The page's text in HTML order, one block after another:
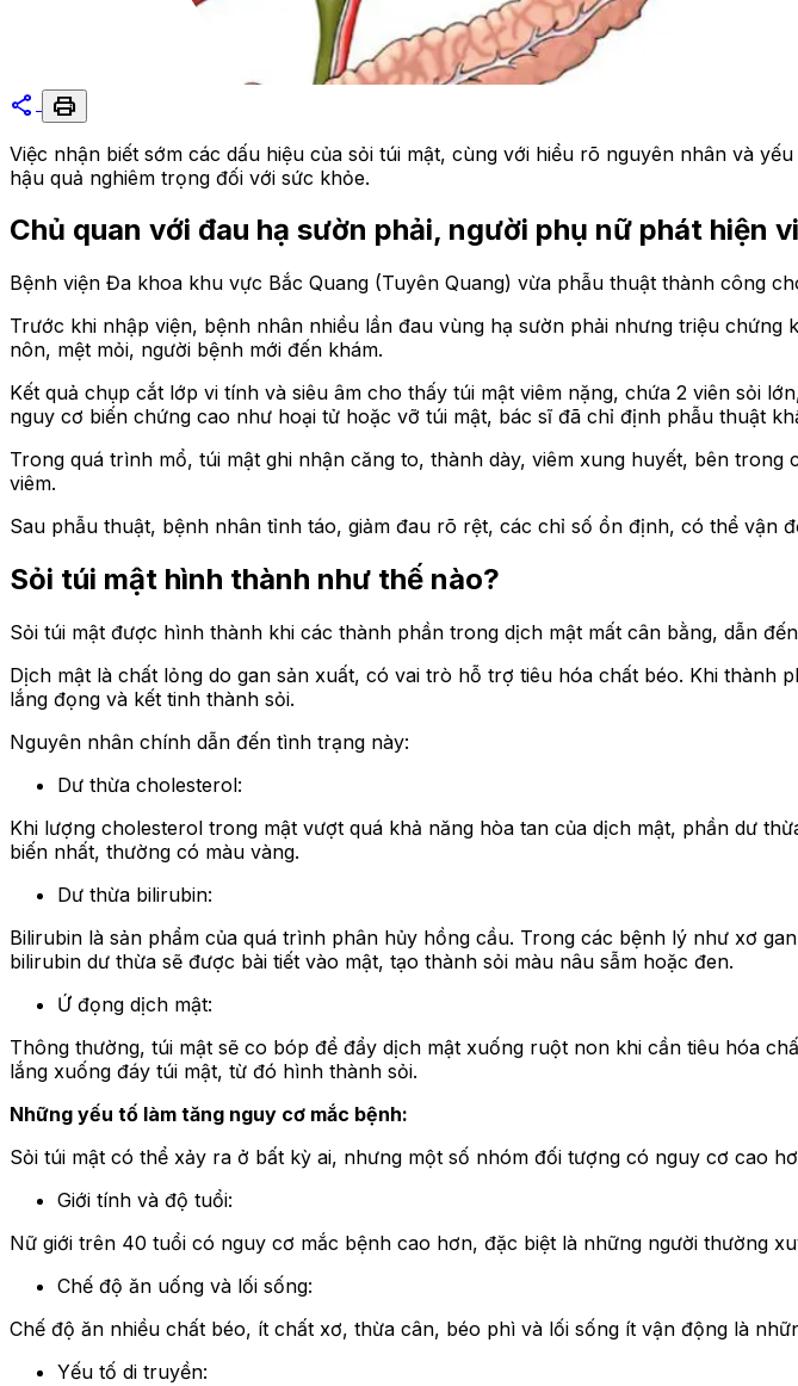
share print
Việc nhận biết sớm các dấu hiệu của sỏi túi mật, cùng với hiểu rõ nguyên nhân và
hậu quả nghiêm trọng đối với sức khỏe.
Chủ quan với đau hạ sườn phải, người phụ nữ phát hiện
Bệnh viện Đa khoa khu vực Bắc Quang (Tuyên Quang) vừa phẫu thuật thành công
Trước khi nhập viện, bệnh nhân nhiều lần đau vùng hạ sườn phải nhưng triệu
nôn, mệt mỏi, người bệnh mới đến khám.
Kết quả chụp cắt lớp vi tính và siêu âm cho thấy túi mật viêm nặng, chứa 2 viên sỏi
nguy cơ biến chứng cao như hoại tử hoặc vỡ túi mật, bác sĩ đã chỉ định phẫu thuật
Trong quá trình mổ, túi mật ghi nhận căng to, thành dày, viêm xung huyết, bên
viêm.
Sau phẫu thuật, bệnh nhân tỉnh táo, giảm đau rõ rệt, các chỉ số ổn định, có thể vận
Sỏi túi mật hình thành như thế nào?
Sỏi túi mật được hình thành khi các thành phần trong dịch mật mất cân bằng, dẫn
Dịch mật là chất lỏng do gan sản xuất, có vai trò hỗ trợ tiêu hóa chất béo. Khi
lắng đọng và kết tinh thành sỏi.
Nguyên nhân chính dẫn đến tình trạng này:
Dư thừa cholesterol:
Khi lượng cholesterol trong mật vượt quá khả năng hòa tan của dịch mật, phần dư
biến nhất, thường có màu vàng.
Dư thừa bilirubin:
Bilirubin là sản phẩm của quá trình phân hủy hồng cầu. Trong các bệnh lý như xơ
bilirubin dư thừa sẽ được bài tiết vào mật, tạo thành sỏi màu nâu sẫm hoặc đen.
Ứ đọng dịch mật:
Thông thường, túi mật sẽ co bóp để đẩy dịch mật xuống ruột non khi cần tiêu hóa
lắng xuống đáy túi mật, từ đó hình thành sỏi.
Những yếu tố làm tăng nguy cơ mắc bệnh:
Sỏi túi mật có thể xảy ra ở bất kỳ ai, nhưng một số nhóm đối tượng có nguy cơ cao
Giới tính và độ tuổi:
Nữ giới trên 40 tuổi có nguy cơ mắc bệnh cao hơn, đặc biệt là những người thường
Chế độ ăn uống và lối sống:
Chế độ ăn nhiều chất béo, ít chất xơ, thừa cân, béo phì và lối sống ít vận động là
Yếu tố di truyền: